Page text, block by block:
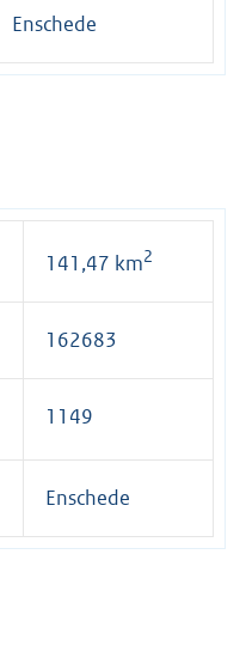
Enschede
141,47 km2
162683
1149
Enschede